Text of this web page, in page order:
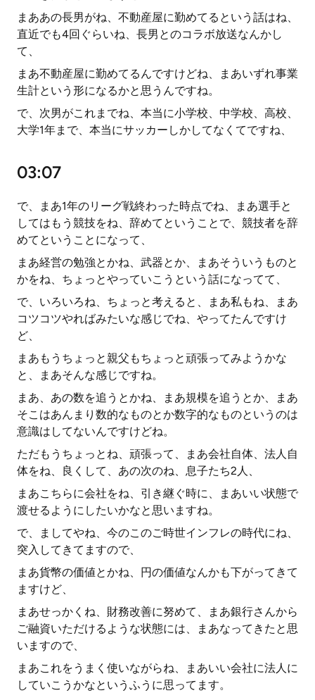
まああの長男がね、不動産屋に勤めてるという話はね、
直近でも4回ぐらいね、長男とのコラボ放送なんかし
て、
まあ不動産屋に勤めてるんですけどね、まあいずれ事業
生計という形になるかと思うんですね。
で、次男がこれまでね、本当に小学校、中学校、高校、
大学1年まで、本当にサッカーしかしてなくてですね、
03:07
で、まあ1年のリーグ戦終わった時点でね、まあ選手と
してはもう競技をね、辞めてということで、競技者を辞
めてということになって、
まあ経営の勉強とかね、武器とか、まあそういうものと
かをね、ちょっとやっていこうという話になってて、
で、いろいろね、ちょっと考えると、まあ私もね、まあ
コツコツやればみたいな感じでね、やってたんですけ
ど、
まあもうちょっと親父もちょっと頑張ってみようかな
と、まあそんな感じですね。
まあ、あの数を追うとかね、まあ規模を追うとか、まあ
そこはあんまり数的なものとか数字的なものというのは
意識はしてないんですけどね。
ただもうちょっとね、頑張って、まあ会社自体、法人自
体をね、良くして、あの次のね、息子たち2人、
まあこちらに会社をね、引き継ぐ時に、まあいい状態で
渡せるようにしたいかなと思いますね。
で、ましてやね、今のこのご時世インフレの時代にね、
突入してきてますので、
まあ貨幣の価値とかね、円の価値なんかも下がってきて
ますけど、
まあせっかくね、財務改善に努めて、まあ銀行さんから
ご融資いただけるような状態には、まあなってきたと思
いますので、
まあこれをうまく使いながらね、まあいい会社に法人に
していこうかなというふうに思ってます。